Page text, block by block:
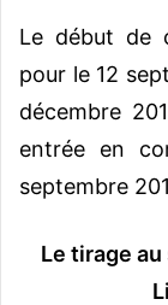
Le début de
pour le 12
décembre
entrée en
septembre
Le tirage